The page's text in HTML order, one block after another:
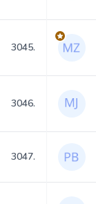
3045.
3046.
3047.